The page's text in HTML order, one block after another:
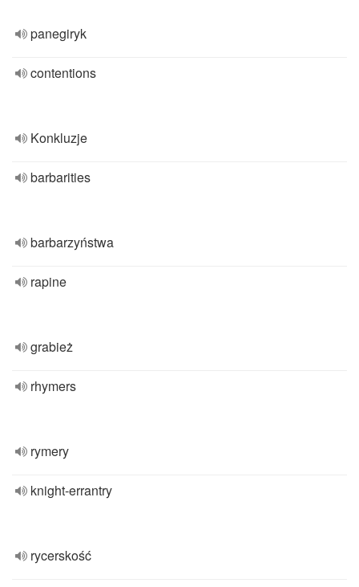
panegiryk
contentions
Konkluzje
barbarities
barbarzyństwa
rapine
grabież
rhymers
rymery
knight-errantry
rycerskość